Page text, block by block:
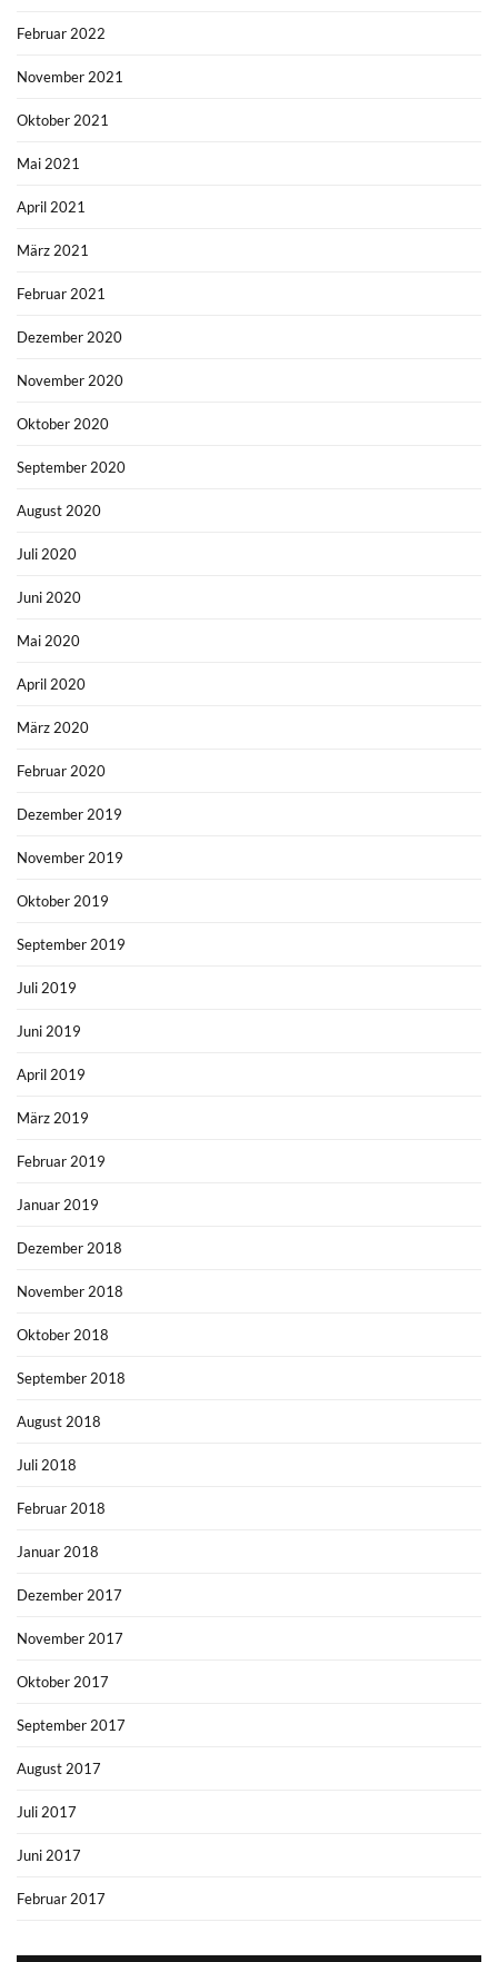
Februar 2022
November 2021
Oktober 2021
Mai 2021
April 2021
März 2021
Februar 2021
Dezember 2020
November 2020
Oktober 2020
September 2020
August 2020
Juli 2020
Juni 2020
Mai 2020
April 2020
März 2020
Februar 2020
Dezember 2019
November 2019
Oktober 2019
September 2019
Juli 2019
Juni 2019
April 2019
März 2019
Februar 2019
Januar 2019
Dezember 2018
November 2018
Oktober 2018
September 2018
August 2018
Juli 2018
Februar 2018
Januar 2018
Dezember 2017
November 2017
Oktober 2017
September 2017
August 2017
Juli 2017
Juni 2017
Februar 2017